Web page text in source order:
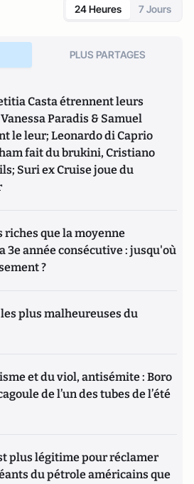
24 Heures 7 Jours
PLUS PARTAGES
Casta étrennent leurs
Paradis & Samuel
le leur; Leonardo di Caprio
fait du brukini, Cristiano
Suri ex Cruise joue du
riches que la moyenne
3e année consécutive : jusqu'où
?
plus malheureuses du
et du viol, antisémite : Boro
de l’un des tubes de l’été
plus légitime pour réclamer
du pétrole américains que